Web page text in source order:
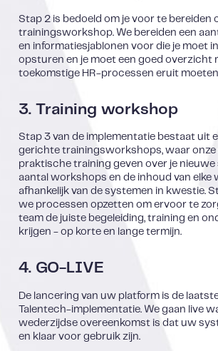
Stap 2 is bedoeld om je voor te bereiden
trainingsworkshop. We bereiden een
en informatiesjablonen voor die je moet
opsturen en je moet een goed overzicht
toekomstige HR-processen eruit moeten
3. Training workshop
Stap 3 van de implementatie bestaat uit
gerichte trainingsworkshops, waar onze
praktische training geven over je nieuwe
aantal workshops en de inhoud van elke
afhankelijk van de systemen in kwestie.
we processen opzetten om ervoor te
team de juiste begeleiding, training en
krijgen - op korte en lange termijn.
4. GO-LIVE
De lancering van uw platform is de
Talentech-implementatie. We gaan live
wederzijdse overeenkomst is dat uw
en klaar voor gebruik zijn.